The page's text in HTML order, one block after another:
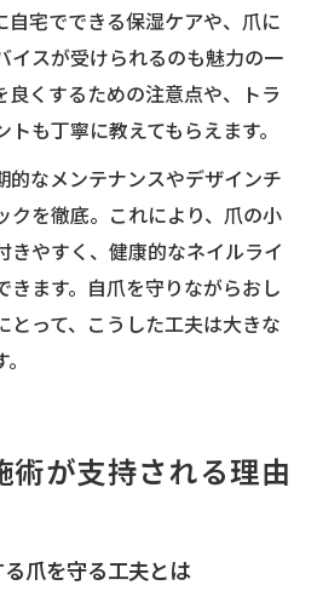
自宅でできる保湿ケアや、爪に
イスが受けられるのも魅力の一
良くするための注意点や、トラ
も丁寧に教えてもらえます。
的なメンテナンスやデザインチ
クを徹底。これにより、爪の小
きやすく、健康的なネイルライ
きます。自爪を守りながらおし
とって、こうした工夫は大きな
術が支持される理由
爪を守る工夫とは